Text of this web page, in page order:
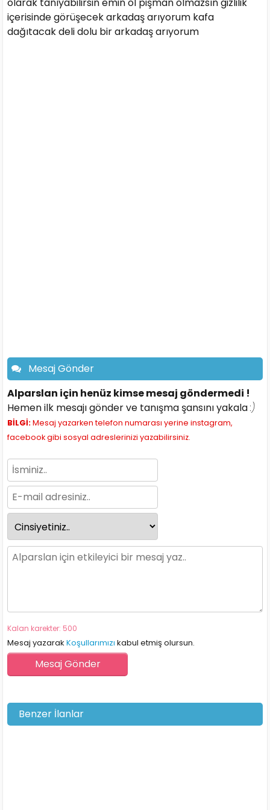
içerisinde görüşecek arkadaş arıyorum kafa
dağıtacak deli dolu bir arkadaş arıyorum
Mesaj Gönder
Alparslan için henüz kimse mesaj göndermedi !
Hemen ilk mesajı gönder ve tanışma şansını yakala:)
BİLGİ:Mesaj yazarken telefon numarası yerine instagram,
facebook gibi sosyal adreslerinizi yazabilirsiniz.
Kalan karekter: 500
Mesaj yazarakKoşullarımızı kabul etmiş olursun.
Benzer İlanlar